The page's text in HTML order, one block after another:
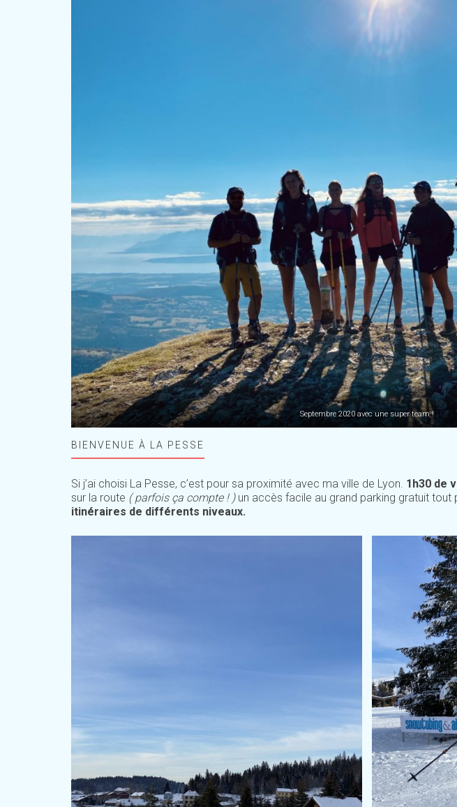
Septembre 2020 avec une super team !
BIENVENUE À LA PESSE
Si j’ai choisi La Pesse, c’est pour sa proximité avec ma ville de Lyon. 1h30 de
sur la route ( parfois ça compte ! )un accès facile au grand parking gratuit
itinéraires de différents niveaux.